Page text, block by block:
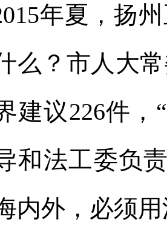
年夏，扬
么？市人大
建议226件
和法工委负
内外，必须